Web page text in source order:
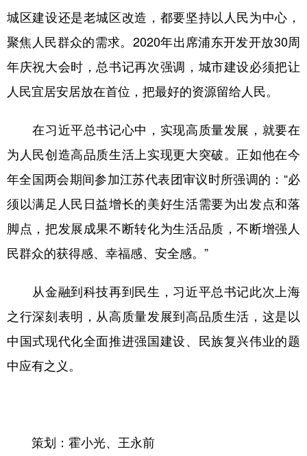
城区建设还是老城区改造，都要坚持以人民为中心，
聚焦人民群众的需求。2020年出席浦东开发开放30周
年庆祝大会时，总书记再次强调，城市建设必须把让
人民宜居安居放在首位，把最好的资源留给人民。
在习近平总书记心中，实现高质量发展，就要在
为人民创造高品质生活上实现更大突破。正如他在今
年全国两会期间参加江苏代表团审议时所强调的：“必
须以满足人民日益增长的美好生活需要为出发点和落
脚点，把发展成果不断转化为生活品质，不断增强人
民群众的获得感、幸福感、安全感。”
从金融到科技再到民生，习近平总书记此次上海
之行深刻表明，从高质量发展到高品质生活，这是以
中国式现代化全面推进强国建设、民族复兴伟业的题
中应有之义。
策划：霍小光、王永前